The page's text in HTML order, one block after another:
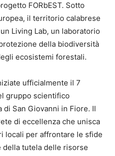
FORbEST. Sotto
il territorio calabrese
Living Lab, un laboratorio
della biodiversità
ecosistemi forestali.
ufficialmente il 7
gruppo scientifico
San Giovanni in Fiore. Il
di eccellenza che unisca
locali per affrontare le sfide
della tutela delle risorse